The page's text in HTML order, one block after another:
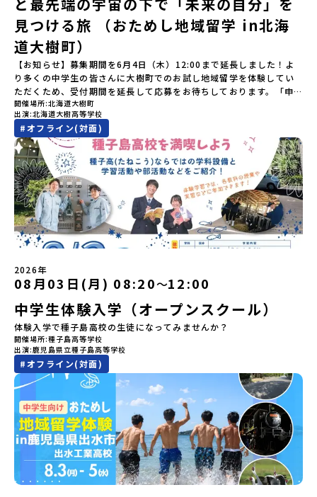
学3年生【宿泊先】ありこや（佐賀県西松浦郡有田町）※地域みらい
留学生が活用している宿泊施設（シェアハウス）です。※1室1名で
宿泊いただく予定です。 【旅行代金】無料※旅行代金に含まれる費
用のうち、以下の内容が無料となります：・宿泊費（1泊分）・プロ
グラム内のアクティビティ・体験費用・一部の食事代*以下の費用は
参加者のご負担となります・集合場所までの往復交通費・お土産代
や自由時間の個人飲食費などの個人的費用【募集人数】最大5名（お
申し込み多数の場合は抽選の上決定）【参加者決定】お申し込み多
数の場合は、締め切り後1週間を目途に当落結果をご連絡いたしま
す。【申し込み受付期間】5月7日(木)12：00 から 5月21日(木)
12：00まで疑問も不安もワクワクに変える！「おためし地域留学」
ステップアップ説明会プログラムの内容を詳しく知りたい方や、お
申し込みを迷われている方向けにZoomでのオンライン配信を行い
ます。知りたい情報のレベルに合わせて、以下の2つのステップをご
活用ください。【STEP 1】全体オンライン説明会〜まずは「おため
し地域留学」を知りたい方へ〜日本全国20以上の地域から選んで参
加できる「おためし地域留学」の全体像や魅力について、説明会を
開催しました。中学生一人での参加にあたり、保護者様が特に気に
なる「安全面」や「事務局のサポート体制」についても詳しく解説
しています。ぜひ、ご自宅からお気軽にご視聴ください。▶︎ [アーカ
イブ動画を視聴する]YouTube：
https://youtu.be/Yt8nd04aNgA?
si=e5erbspvwz5O8_uF【STEP 2】有田町プログラム説明会〜
「有田町」の内容を具体的に深掘りしたい方へ〜全体説明を聞いた
うえで、「有田町では具体的に何をするの？」「どんな町なの？」
という疑問にお答えする説明会です。有田町ならではの豊かな文化
や、2泊3日のプログラムの中身をたっぷりとお伝えします。日
時： 5月11日(月) 19：00〜19：40内 容： 有田町ってどんなとこ
ろ？、プログラム詳細解説、質疑応答お申し込み：https://c-
mirai.jp/events/068058お気軽にどうぞ！「はじめての一人旅だ
けど大丈夫？」「どんな体験ができるの？」そんな保護者様の不安
や、中学生のみなさんの素朴な疑問にスタッフが直接お答えしま
す。チャットでの質問も可能ですので、ぜひご自宅からリラックス
してご参加ください。▼お申し込み前に必ずご確認ください・参加
規約への同意プログラムへの参加申し込みいただく前に、「お申し
込みに関する各規約」への同意が必須となります。ご確認くださ
（みなもとのよしつね）とも縁が深いとされている地域で、義経を
祀った神社や公園などが存在し、アイヌ民族と日本の歴史を交差す
る瞬間を肌で体感できる町です。北の大地で育まれた「アイヌ文
化」とは？「アイヌ」の文化は北海道を中心とした北部周辺で、先
住民族である「アイヌ民族」によって大切に育まれてきた文化で
す。日本語とは異なる響きを持つ「アイヌ語」や、自然界のあらゆ
る物に「魂」が宿ると考える「精神文化」、祭りや家庭での行事な
どに踊られる「古式舞踊」、独特の文様による刺繍（ししゅう）、
木彫り等の工芸など、ユニークな文化が存在します。アイヌ文化で
は、人間のまわりに存在する生き物や自然のチカラ、暮らしの道具
のうち、人間にとって大切な役割を持っているものを「カムイ」と
呼んでいます。いつも自分たちを見守ってくれているもの、例え
ば、身近な動植物や、暮らしに欠かせない火、水、風、そして雄大
な山や川などもすべて「カムイ」です。この文化と精神性をテーマ
にした大人気マンガ「ゴールデンカムイ」は、累計3000万部以上販
売され、2026年3月に映画の続編も公開されるなど注目を集めてい
ます。今回は、平取町の中でもアイヌ文化に触れることのできる
「二風谷（にぶたに）コタン」へ出発！アイヌの家や暮らし、食な
どを体感することができます。ぜひ現地で味わってみてください
生との特別な交流この旅の大きな魅力は、地元の「平取高校」の先
輩たちと過ごす時間です。 ただ校舎を眺める見学ではありません。
高校生が自ら企画したアクティビティを通じて、年の近い先輩たち
と本音で交流することができます。魅力的な大人たちと対話をしな
がら町の歴史や「生き方」を学ぶことができ、大充実の2泊3日にな
ること間違いなし！そんなユニークな魅力がたっぷりつまった北海
道平取町へ、人生の可能性をひらく特別な旅に出発しませんか？体
験のおすすめポイント体験プログラム内容（予定）＜1日目＞
（PM）「オリエンテーション・自己紹介ワーク」「高校生企画①-
遊び編-」 -平取高校生と仲を深める「びらとりの歴史・文化を知
る！アイヌ文化フィールドワーク」 -アイヌ文化博物館でアイヌ文
化を理解する -アイヌ伝統文化を感じるアクティビティ「1日を振
り返るーみんなで体験シェア」＜2日目＞（AM）「平取高校見学・
寮見学」 -平取高校の特徴を知る学校体験 -在校生との対話「高
校生企画②-町の紹介編-」 -ビンゴをしながら町を知ろう！（PM）
「自然と農を感じる！農業アクティビティ」 -平取特産の「びらと
見つける旅 （おためし地域留学 in北海
道大樹町）
【お知らせ】募集期間を6月4日（木）12:00まで延長しました！よ
り多くの中学生の皆さんに大樹町でのお試し地域留学を体験してい
ただくため、受付期間を延長して応募をお待ちしております。「申
し込みのタイミングを逃してしまった」という方も、この機会にぜ
ひ一歩踏み出してみませんか？※都合により締め切りを早める場合
がございます。お早目にご応募ください！-------------------------
-------------------＼返還不要・3年間最大72万／💡北海道の高校留
学に【毎月2万円】の給付型奨学金～夢に向かって一歩踏み出す、あ
なたの未来を応援！～ 詳細・条件はこちらから------------------
--------------------------ーーーーーーーーーーーーーーーーーー
ーーーーーーーーーーーーーー＜体験費・宿泊費が無料！＞民間ロ
ケットの打ち上げ成功で話題になった町！ 北海道の「宇宙版シリコ
ンバレー」を目指す大樹町で、最先端テクノロジーとどこまでも続
く大自然を肌で感じてみませんか？「地元以外の地域の暮らしが気
になる。いつか留学してみたい！」「自分の進学や将来の可能性を
もっとひらきたい！ 」「自然が好きでもっと触れてあそびたい！」
そんな中学生のみなさんにおすすめ！「おためし地域留学体験」
は、日本全国約200の高校と連携し、地域の枠を超えて学校生活を送
る「地域みらい留学」をプチ体験できるプログラムです。はじめて
のひとり旅でも安心！現地でもスタッフがしっかりとサポートいた
します。今回のフィールドは「北海道 大樹町（たいきちょう）」北
海道の東部、十勝の南部に位置する大樹町（たいきちょう）。西に
日高山脈（ひだかさんみゃく）が連なり、東は太平洋に面した自然
豊かな町です。酪農を主体とした農業や漁業、林業が盛んであると
同時に、「宇宙に一番近い町」として航空宇宙産業の誘致を進める
ユニークな顔を持っています 。見上げるほど大きな山々が連なる
「日高山脈（ひだかさんみゃく）」の絶景！牛たちがのんびりと過
ごす放牧地や、海が見える珍しい温泉。日本一の清流に選ばれたこ
ともある「歴舟川（れきふねがわ）」。 他の地域では見ることので
きない圧倒的スケールの自然と、新しい産業が交差する瞬間を肌で
体感できる町です。北の大地で脈々と受け継がれる 「フロンティア
スピリッツ」を体感！ 「フロンティアスピリッツ（開拓者精神）」
開催場所 北海道大樹町
出演 北海道大樹高等学校
#オフライン(対面)
2026年
08月03日(月) 08:20〜12:00
中学生体験入学（オープンスクール）
体験入学で種子島高校の生徒になってみませんか？
開催場所 種子島高等学校
出演 鹿児島県立種子島高等学校
#オフライン(対面)